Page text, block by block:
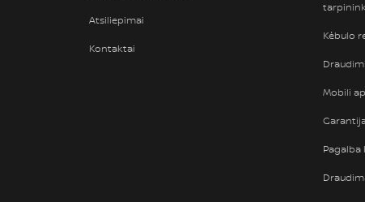
Atsiliepimai
Kontaktai
Kėbulo
Mobili
Pagalba